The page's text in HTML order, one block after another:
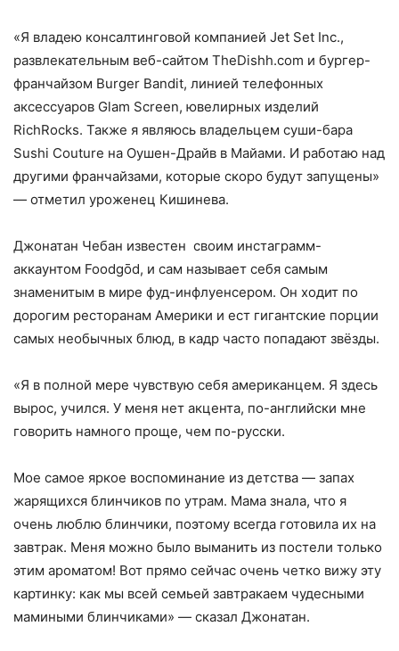
«Я владею консалтинговой компанией Jet Set Inc.,
развлекательным веб-сайтом TheDishh.com и бургер-
франчайзом Burger Bandit, линией телефонных
аксессуаров Glam Screen, ювелирных изделий
RichRocks. Также я являюсь владельцем суши-бара
Sushi Couture на Оушен-Драйв в Майами. И работаю над
другими франчайзами, которые скоро будут запущены»
— отметил уроженец Кишинева.
Джонатан Чебан известен своим инстаграмм-
аккаунтом Foodgōd, и сам называет себя самым
знаменитым в мире фуд-инфлуенсером. Он ходит по
дорогим ресторанам Америки и ест гигантские порции
самых необычных блюд, в кадр часто попадают звёзды.
«Я в полной мере чувствую себя американцем. Я здесь
вырос, учился. У меня нет акцента, по-английски мне
говорить намного проще, чем по-русски.
Мое самое яркое воспоминание из детства — запах
жарящихся блинчиков по утрам. Мама знала, что я
очень люблю блинчики, поэтому всегда готовила их на
завтрак. Меня можно было выманить из постели только
этим ароматом! Вот прямо сейчас очень четко вижу эту
картинку: как мы всей семьей завтракаем чудесными
мамиными блинчиками» — сказал Джонатан.